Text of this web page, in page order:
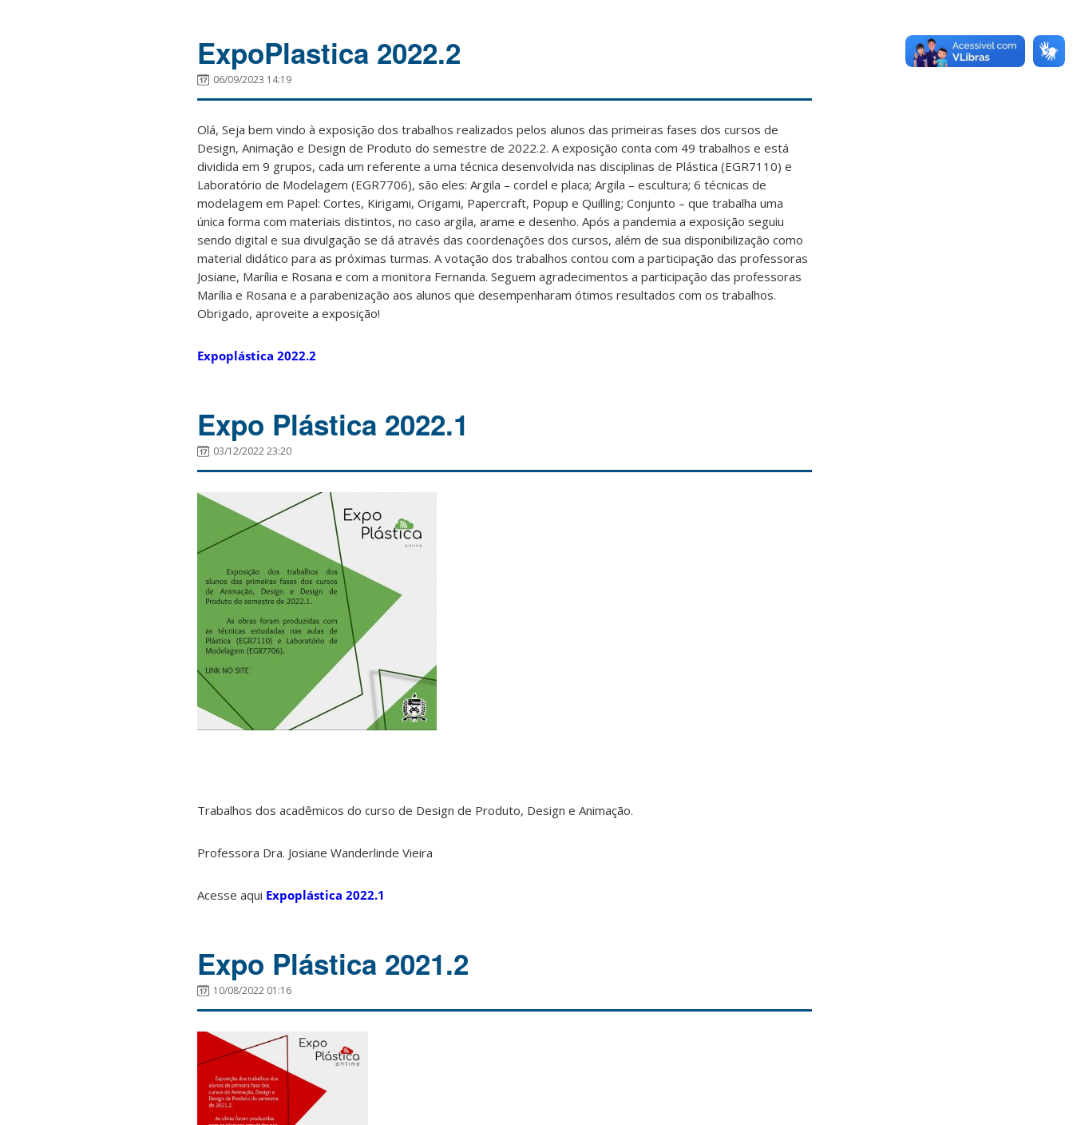
ExpoPlastica 2022.2
06/09/2023 14:19
Olá, Seja bem vindo à exposição dos trabalhos realizados pelos alunos das primeiras fases dos cursos de
Design, Animação e Design de Produto do semestre de 2022.2. A exposição conta com 49 trabalhos e está
dividida em 9 grupos, cada um referente a uma técnica desenvolvida nas disciplinas de Plástica (EGR7110) e
Laboratório de Modelagem (EGR7706), são eles: Argila – cordel e placa; Argila – escultura; 6 técnicas de
modelagem em Papel: Cortes, Kirigami, Origami, Papercraft, Popup e Quilling; Conjunto – que trabalha uma
única forma com materiais distintos, no caso argila, arame e desenho. Após a pandemia a exposição seguiu
sendo digital e sua divulgação se dá através das coordenações dos cursos, além de sua disponibilização como
material didático para as próximas turmas. A votação dos trabalhos contou com a participação das professoras
Josiane, Marília e Rosana e com a monitora Fernanda. Seguem agradecimentos a participação das professoras
Marília e Rosana e a parabenização aos alunos que desempenharam ótimos resultados com os trabalhos.
Obrigado, aproveite a exposição!
Expoplástica 2022.2
Expo Plástica 2022.1
03/12/2022 23:20
Trabalhos dos acadêmicos do curso de Design de Produto, Design e Animação.
Professora Dra. Josiane Wanderlinde Vieira
Acesse aqui Expoplástica 2022.1
Expo Plástica 2021.2
10/08/2022 01:16